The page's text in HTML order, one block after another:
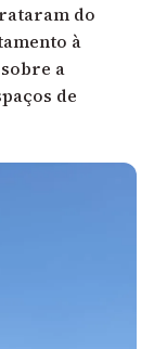
do
à
a
de